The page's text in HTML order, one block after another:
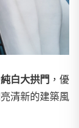
純白大拱門 ，優
清新的建築風